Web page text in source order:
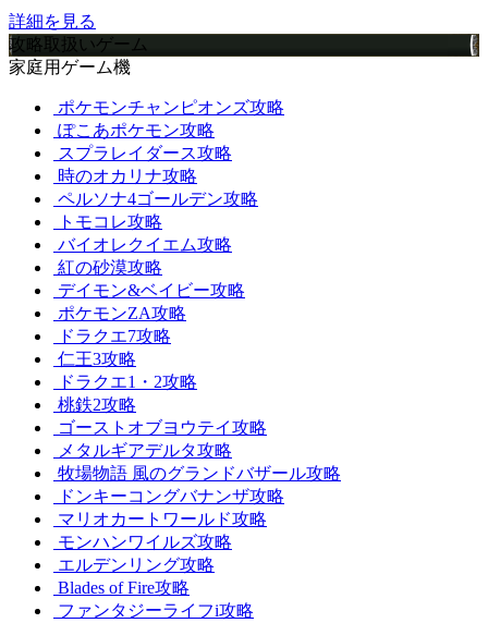
詳細を見る
攻略取扱いゲーム
家庭用ゲーム機
ポケモンチャンピオンズ攻略
ぽこあポケモン攻略
スプラレイダース攻略
時のオカリナ攻略
ペルソナ4ゴールデン攻略
トモコレ攻略
バイオレクイエム攻略
紅の砂漠攻略
デイモン&ベイビー攻略
ポケモンZA攻略
ドラクエ7攻略
仁王3攻略
ドラクエ1・2攻略
桃鉄2攻略
ゴーストオブヨウテイ攻略
メタルギアデルタ攻略
牧場物語 風のグランドバザール攻略
ドンキーコングバナンザ攻略
マリオカートワールド攻略
モンハンワイルズ攻略
エルデンリング攻略
Blades of Fire攻略
ファンタジーライフi攻略